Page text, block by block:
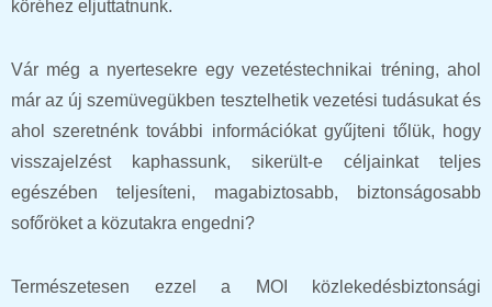
köréhez eljuttatnunk.
Vár még a nyertesekre egy vezetéstechnikai tréning, ahol
már az új szemüvegükben tesztelhetik vezetési tudásukat és
ahol szeretnénk további információkat gyűjteni tőlük, hogy
visszajelzést kaphassunk, sikerült-e céljainkat teljes
egészében teljesíteni, magabiztosabb, biztonságosabb
sofőröket a közutakra engedni?
Természetesen ezzel a MOI közlekedésbiztonsági